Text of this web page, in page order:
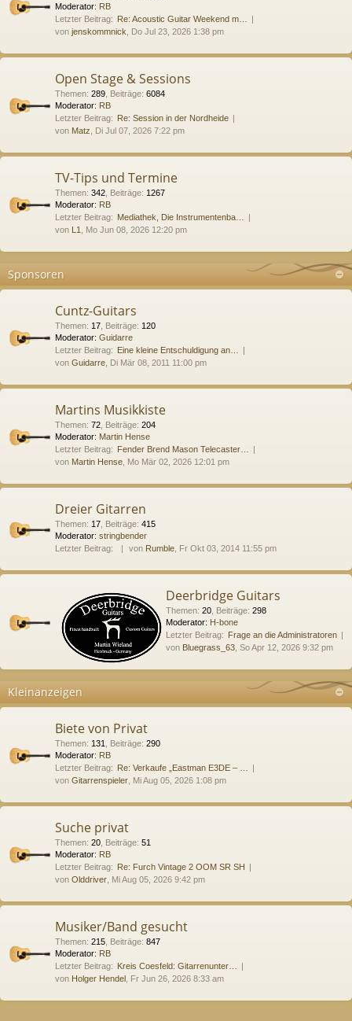
Moderator: RB
Letzter Beitrag: Re: Acoustic Guitar Weekend m…
von jenskommnick , Do Jul 23, 2026 1:38 pm
Open Stage & Sessions
Themen: 289 Beiträge: 6084
Moderator: RB
Letzter Beitrag: Re: Session in der Nordheide
von Matz , Di Jul 07, 2026 7:22 pm
TV-Tips und Termine
Themen: 342 Beiträge: 1267
Moderator: RB
Letzter Beitrag: Mediathek, Die Instrumentenba…
von L1 , Mo Jun 08, 2026 12:20 pm
Sponsoren
Cuntz-Guitars
Themen: 17 Beiträge: 120
Moderator: Guidarre
Letzter Beitrag: Eine kleine Entschuldigung an…
von Guidarre , Di Mär 08, 2011 11:00 pm
Martins Musikkiste
Themen: 72 Beiträge: 204
Moderator: Martin Hense
Letzter Beitrag: Fender Brend Mason Telecaster…
von Martin Hense , Mo Mär 02, 2026 12:01 pm
Dreier Gitarren
Themen: 17 Beiträge: 415
Moderator: stringbender
Letzter Beitrag:
von Rumble , Fr Okt 03, 2014 11:55 pm
Deerbridge Guitars
Themen: 20 Beiträge: 298
Moderator: H-bone
Letzter Beitrag: Frage an die Administratoren
von Bluegrass_63 , So Apr 12, 2026 9:32 pm
Kleinanzeigen
Biete von Privat
Themen: 131 Beiträge: 290
Moderator: RB
Letzter Beitrag: Re: Verkaufe „Eastman E3DE – …
von Gitarrenspieler , Mi Aug 05, 2026 1:08 pm
Suche privat
Themen: 20 Beiträge: 51
Moderator: RB
Letzter Beitrag: Re: Furch Vintage 2 OOM SR SH
von Olddriver , Mi Aug 05, 2026 9:42 pm
Musiker/Band gesucht
Themen: 215 Beiträge: 847
Moderator: RB
Letzter Beitrag: Kreis Coesfeld: Gitarrenunter…
von Holger Hendel , Fr Jun 26, 2026 8:33 am